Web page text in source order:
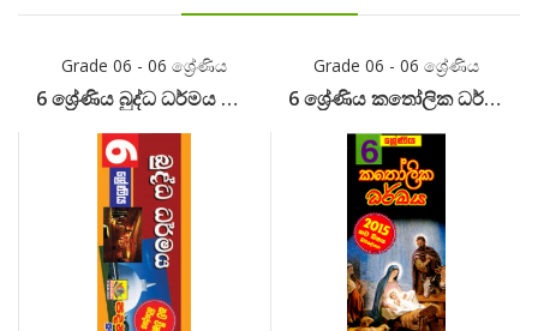
Grade 06 - 06 ශ්‍රේණිය
6 ශ්‍රේණිය බුද්ධ ධර්මය කෙටි සටහන්
Grade 06 - 06 ශ්‍රේණිය
6 ශ්‍රේණිය කතෝලික ධර්මය කෙටි සටහන්